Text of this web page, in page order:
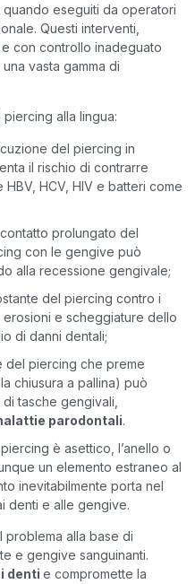
eseguiti da operatori
Questi interventi,
con controllo inadeguato
vasta gamma di
alla lingua:
del piercing in
il rischio di contrarre
HCV, HIV e batteri come
contatto prolungato del
con le gengive può
alla recessione gengivale;
del piercing contro i
e scheggiature dello
di danni dentali;
del piercing che preme
chiusura a pallina) può
tasche gengivali,
parodontali.
è asettico, l’anello o
un elemento estraneo al
inevitabilmente porta nel
denti e alle gengive.
problema alla base di
e gengive sanguinanti.
denti e compromette la